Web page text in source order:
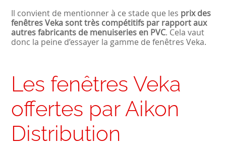
Il convient de mentionner à ce stade que les prix des
fenêtres Veka sont très compétitifs par rapport aux
autres fabricants de menuiseries en PVC. Cela vaut
donc la peine d’essayer la gamme de fenêtres Veka.
Les fenêtres Veka
offertes par Aikon
Distribution